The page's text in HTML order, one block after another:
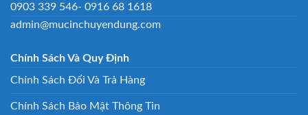
0903 339 546- 0916 68 1618
admin@mucinchuyendung.com
Chính Sách Và Quy Định
Chính Sách Đổi Và Trả Hàng
Chính Sách Bảo Mật Thông Tin